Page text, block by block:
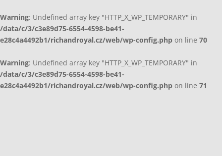
Warning: Undefined array key "HTTP_X_WP_TEMPORARY" in
/data/c/3/c3e89d75-6554-4598-be41-
e28c4a4492b1/richandroyal.cz/web/wp-config.php on line 70
Warning: Undefined array key "HTTP_X_WP_TEMPORARY" in
/data/c/3/c3e89d75-6554-4598-be41-
e28c4a4492b1/richandroyal.cz/web/wp-config.php on line 71